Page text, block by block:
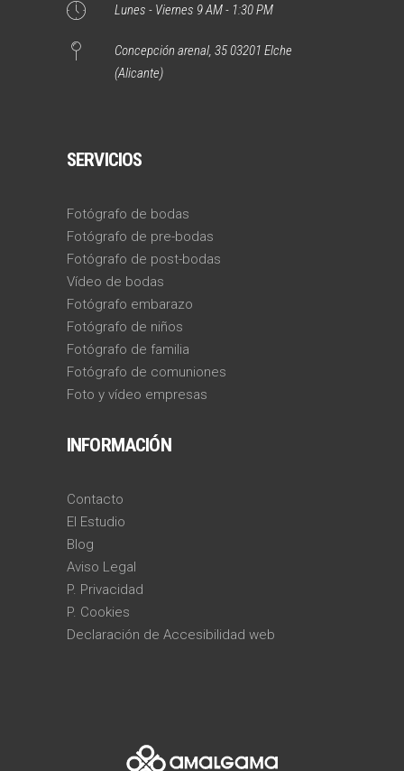
Lunes - Viernes 9 AM - 1:30 PM
Concepción arenal, 35 03201 Elche
(Alicante)
SERVICIOS
Fotógrafo de bodas
Fotógrafo de pre-bodas
Fotógrafo de post-bodas
Vídeo de bodas
Fotógrafo embarazo
Fotógrafo de niños
Fotógrafo de familia
Fotógrafo de comuniones
Foto y vídeo empresas
INFORMACIÓN
Contacto
El Estudio
Blog
Aviso Legal
P. Privacidad
P. Cookies
Declaración de Accesibilidad web